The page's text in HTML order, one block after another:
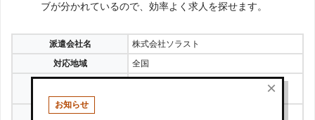
ブが分かれているので、効率よく求人を探せます。
派遣会社名
株式会社ソラスト
対応地域
全国
許可番号
×
お知らせ